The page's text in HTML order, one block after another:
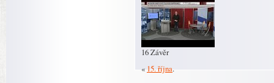
16 Závěr
« 15. října.